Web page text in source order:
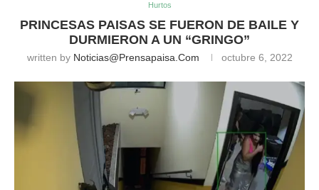
Hurtos
PRINCESAS PAISAS SE FUERON DE BAILE Y
DURMIERON A UN “GRINGO”
written by Noticias@prensapaisa.com octubre 6, 2022